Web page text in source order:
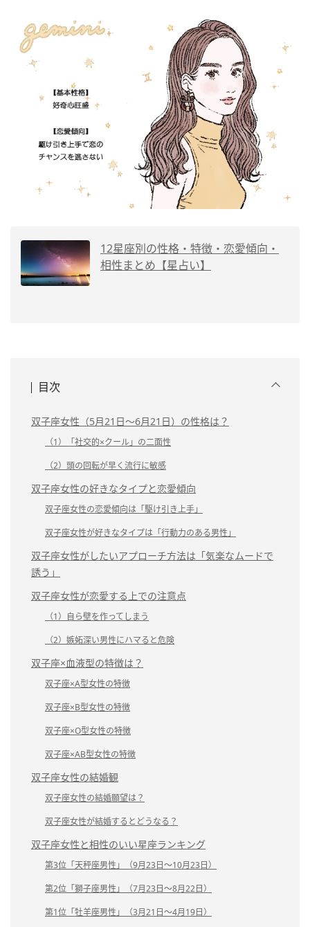
12星座別の性格・特徴・恋愛傾向・
相性まとめ【星占い】
目次
双子座女性（5月21日～6月21日）の性格は？
（1）「社交的×クール」の二面性
（2）頭の回転が早く流行に敏感
双子座女性の好きなタイプと恋愛傾向
双子座女性の恋愛傾向は「駆け引き上手」
双子座女性が好きなタイプは「行動力のある男性」
双子座女性がしたいアプローチ方法は「気楽なムードで
誘う」
双子座女性が恋愛する上での注意点
（1）自ら壁を作ってしまう
（2）嫉妬深い男性にハマると危険
双子座×血液型の特徴は？
双子座×A型女性の特徴
双子座×B型女性の特徴
双子座×O型女性の特徴
双子座×AB型女性の特徴
双子座女性の結婚観
双子座女性の結婚願望は？
双子座女性が結婚するとどうなる？
双子座女性と相性のいい星座ランキング
第3位「天秤座男性」（9月23日～10月23日）
第2位「獅子座男性」（7月23日～8月22日）
第1位「牡羊座男性」（3月21日～4月19日）